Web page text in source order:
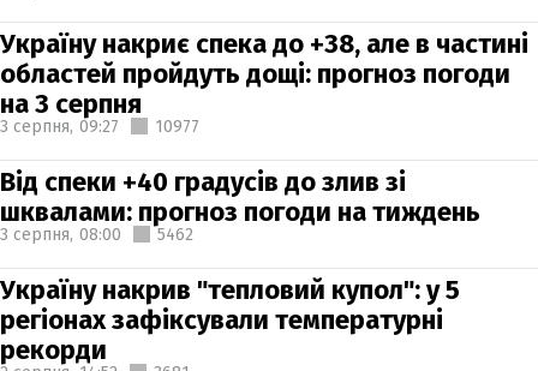
Україну накриє спека до +38, але в частині
областей пройдуть дощі: прогноз погоди
на 3 серпня
3 серпня, 09:27 10977
Від спеки +40 градусів до злив зі
шквалами: прогноз погоди на тиждень
3 серпня, 08:00 5462
Україну накрив "тепловий купол": у 5
регіонах зафіксували температурні
рекорди